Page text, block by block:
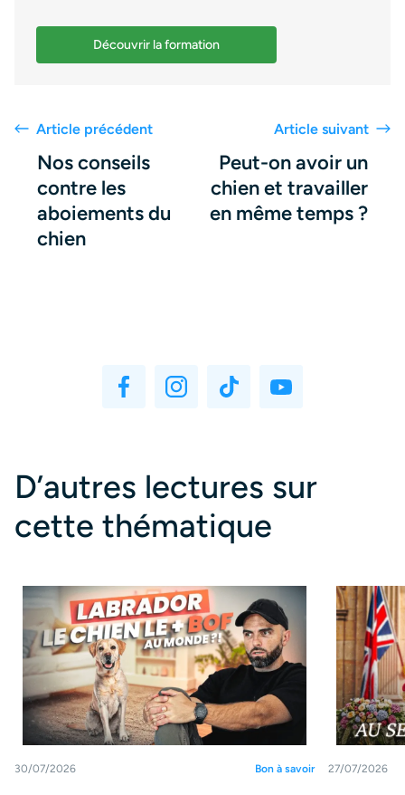
Découvrir la formation
Article précédent
Nos conseils
contre les
aboiements du
chien
Article suivant
Peut-on avoir un
chien et travailler
en même temps ?
D’autres lectures sur
cette thématique
30/07/2026 Bon à savoir 27/07/2026